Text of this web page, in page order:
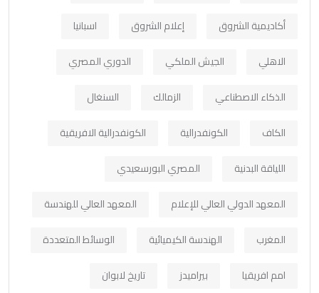
أكاديمية الشروق
إعلام الشروق
اسبانيا
الاهلي
الجيش الملكي
الدوري المصري
الذكاء الاصطناعي
الزمالك
السنغال
الكاف
الكونفدرالية
الكونفدرالية الافريقية
اللياقة البدنية
المصري البورسعيدي
المعهد الدولي العالي للإعلام
المعهد العالي للهندسة
المغرب
الهندسة الكيميائية
الوسائط المتعددة
امم افريقيا
بيراميدز
تاريخ لابوان